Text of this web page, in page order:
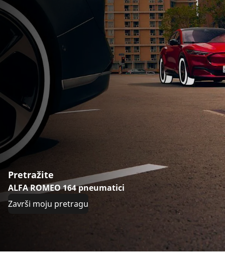
Pretražite
ALFA ROMEO 164 pneumatici
Završi moju pretragu